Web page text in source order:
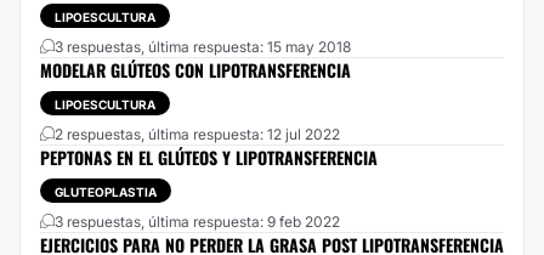
LIPOESCULTURA
3 respuestas, última respuesta: 15 may 2018
MODELAR GLÚTEOS CON LIPOTRANSFERENCIA
LIPOESCULTURA
2 respuestas, última respuesta: 12 jul 2022
PEPTONAS EN EL GLÚTEOS Y LIPOTRANSFERENCIA
GLUTEOPLASTIA
3 respuestas, última respuesta: 9 feb 2022
EJERCICIOS PARA NO PERDER LA GRASA POST LIPOTRANSFERENCIA